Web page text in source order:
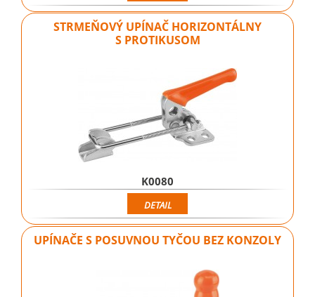
STRMEŇOVÝ UPÍNAČ HORIZONTÁLNY
S PROTIKUSOM
K0080
DETAIL
UPÍNAČE S POSUVNOU TYČOU BEZ KONZOLY